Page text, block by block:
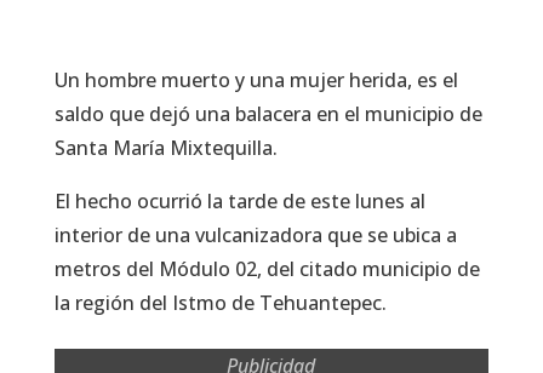
Un hombre muerto y una mujer herida, es el
saldo que dejó una balacera en el municipio de
Santa María Mixtequilla.
El hecho ocurrió la tarde de este lunes al
interior de una vulcanizadora que se ubica a
metros del Módulo 02, del citado municipio de
la región del Istmo de Tehuantepec.
Publicidad